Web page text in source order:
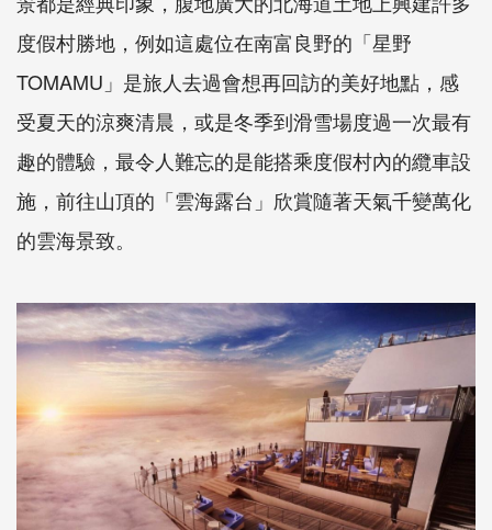
度假村勝地，例如這處位在南富良野的「星野
TOMAMU」是旅人去過會想再回訪的美好地點，感
受夏天的涼爽清晨，或是冬季到滑雪場度過一次最有
趣的體驗，最令人難忘的是能搭乘度假村內的纜車設
施，前往山頂的「雲海露台」欣賞隨著天氣千變萬化
的雲海景致。